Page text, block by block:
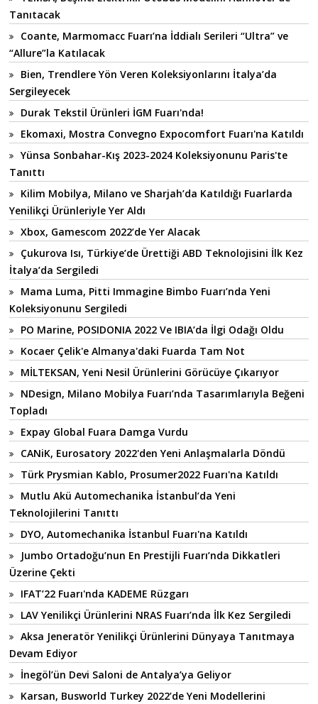
Tanıtacak
Coante, Marmomacc Fuarı’na İddialı Serileri “Ultra” ve
“Allure”la Katılacak
Bien, Trendlere Yön Veren Koleksiyonlarını İtalya’da
Sergileyecek
Durak Tekstil Ürünleri İGM Fuarı'nda!
Ekomaxi, Mostra Convegno Expocomfort Fuarı'na Katıldı
Yünsa Sonbahar-Kış 2023-2024 Koleksiyonunu Paris'te
Tanıttı
Kilim Mobilya, Milano ve Sharjah’da Katıldığı Fuarlarda
Yenilikçi Ürünleriyle Yer Aldı
Xbox, Gamescom 2022’de Yer Alacak
Çukurova Isı, Türkiye’de Ürettiği ABD Teknolojisini İlk Kez
İtalya’da Sergiledi
Mama Luma, Pitti Immagine Bimbo Fuarı’nda Yeni
Koleksiyonunu Sergiledi
PO Marine, POSIDONIA 2022 Ve IBIA’da İlgi Odağı Oldu
Kocaer Çelik'e Almanya'daki Fuarda Tam Not
MİLTEKSAN, Yeni Nesil Ürünlerini Görücüye Çıkarıyor
NDesign, Milano Mobilya Fuarı’nda Tasarımlarıyla Beğeni
Topladı
Expay Global Fuara Damga Vurdu
CANiK, Eurosatory 2022'den Yeni Anlaşmalarla Döndü
Türk Prysmian Kablo, Prosumer2022 Fuarı'na Katıldı
Mutlu Akü Automechanika İstanbul’da Yeni
Teknolojilerini Tanıttı
DYO, Automechanika İstanbul Fuarı'na Katıldı
Jumbo Ortadoğu’nun En Prestijli Fuarı’nda Dikkatleri
Üzerine Çekti
IFAT’22 Fuarı'nda KADEME Rüzgarı
LAV Yenilikçi Ürünlerini NRAS Fuarı’nda İlk Kez Sergiledi
Aksa Jeneratör Yenilikçi Ürünlerini Dünyaya Tanıtmaya
Devam Ediyor
İnegöl’ün Devi Saloni de Antalya’ya Geliyor
Karsan, Busworld Turkey 2022’de Yeni Modellerini